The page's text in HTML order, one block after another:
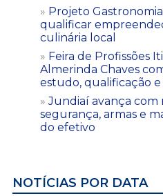
Projeto
qualificar
culinária local
Feira de Profissões
Almerinda Chaves
estudo, qualificação
Jundiaí avança com
segurança, armas e
do efetivo
NOTÍCIAS POR DATA